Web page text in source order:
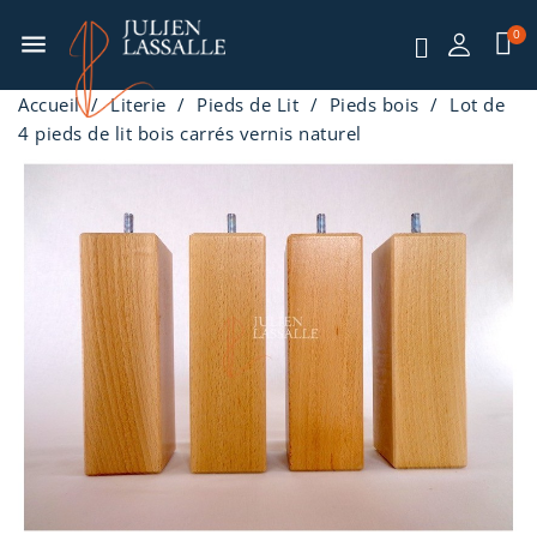
menu
Accueil Literie Pieds de Lit Pieds bois
Lot de
4 pieds de lit bois carrés vernis naturel